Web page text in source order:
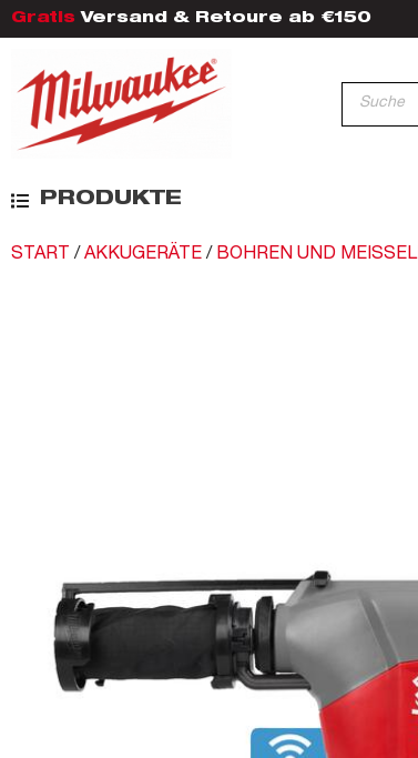
Gratis Versand & Retoure ab €150
PRODUKTE
START / AKKUGERÄTE / BOHREN UND MEISSELN